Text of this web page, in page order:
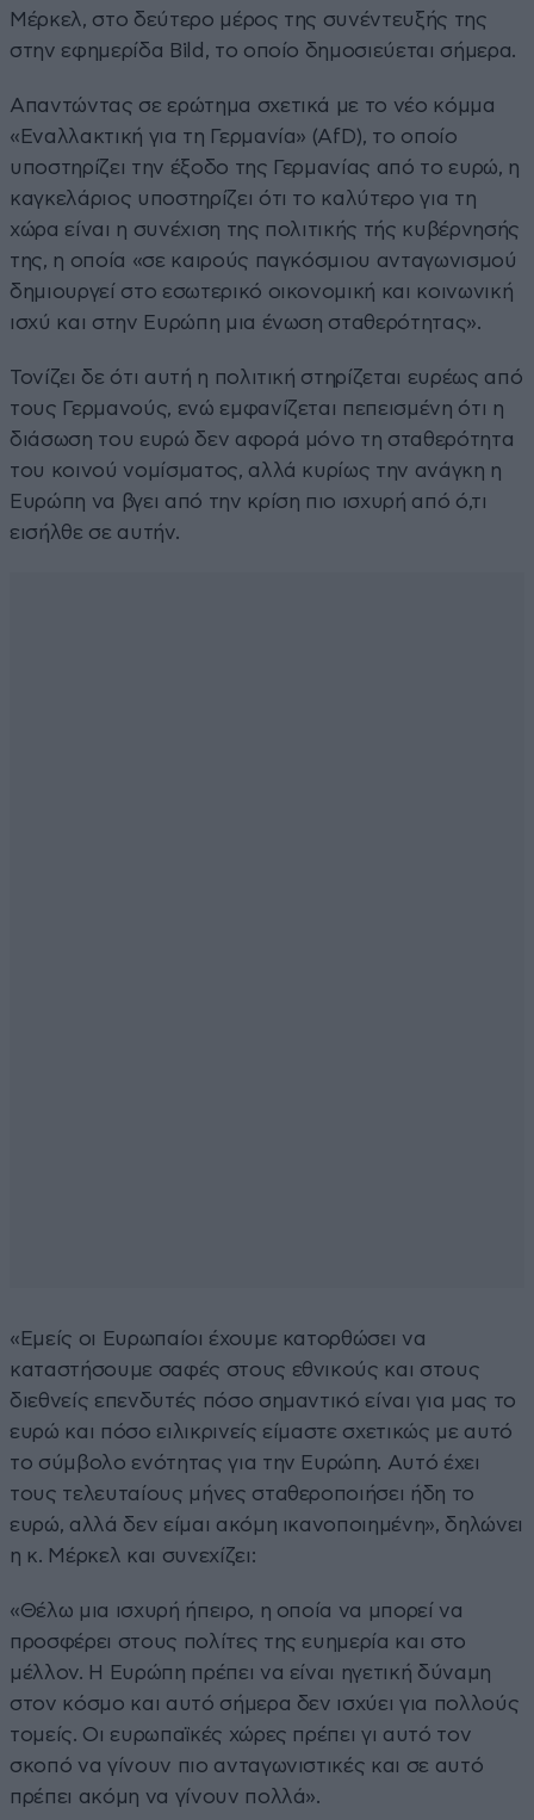
Μέρκελ, στο δεύτερο μέρος της συνέντευξής της
στην εφημερίδα Bild, το οποίο δημοσιεύεται σήμερα.
Απαντώντας σε ερώτημα σχετικά με το νέο κόμμα
«Εναλλακτική για τη Γερμανία» (AfD), το οποίο
υποστηρίζει την έξοδο της Γερμανίας από το ευρώ, η
καγκελάριος υποστηρίζει ότι το καλύτερο για τη
χώρα είναι η συνέχιση της πολιτικής τής κυβέρνησής
της, η οποία «σε καιρούς παγκόσμιου ανταγωνισμού
δημιουργεί στο εσωτερικό οικονομική και κοινωνική
ισχύ και στην Ευρώπη μια ένωση σταθερότητας».
Τονίζει δε ότι αυτή η πολιτική στηρίζεται ευρέως από
τους Γερμανούς, ενώ εμφανίζεται πεπεισμένη ότι η
διάσωση του ευρώ δεν αφορά μόνο τη σταθερότητα
του κοινού νομίσματος, αλλά κυρίως την ανάγκη η
Ευρώπη να βγει από την κρίση πιο ισχυρή από ό,τι
εισήλθε σε αυτήν.
«Εμείς οι Ευρωπαίοι έχουμε κατορθώσει να
καταστήσουμε σαφές στους εθνικούς και στους
διεθνείς επενδυτές πόσο σημαντικό είναι για μας το
ευρώ και πόσο ειλικρινείς είμαστε σχετικώς με αυτό
το σύμβολο ενότητας για την Ευρώπη. Αυτό έχει
τους τελευταίους μήνες σταθεροποιήσει ήδη το
ευρώ, αλλά δεν είμαι ακόμη ικανοποιημένη», δηλώνει
η κ. Μέρκελ και συνεχίζει:
«Θέλω μια ισχυρή ήπειρο, η οποία να μπορεί να
προσφέρει στους πολίτες της ευημερία και στο
μέλλον. Η Ευρώπη πρέπει να είναι ηγετική δύναμη
στον κόσμο και αυτό σήμερα δεν ισχύει για πολλούς
τομείς. Οι ευρωπαϊκές χώρες πρέπει γι αυτό τον
σκοπό να γίνουν πιο ανταγωνιστικές και σε αυτό
πρέπει ακόμη να γίνουν πολλά».